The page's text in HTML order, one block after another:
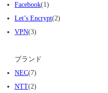
Facebook(1)
Let’s Encrypt(2)
VPN(3)
ブランド
NEC(7)
NTT(2)